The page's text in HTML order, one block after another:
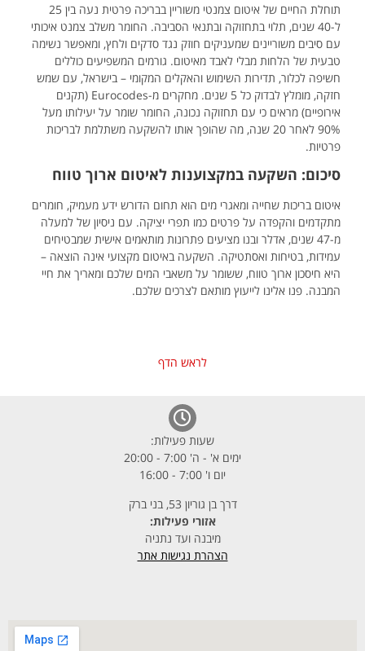
תוחלת החיים של איטום צמנטי משוריין בבריכה פרטית נעה בין 25
ל-40 שנים, תלוי בתחזוקה ובתנאי הסביבה. החומר משלב צמנט איכותי
עם סיבים משוריינים שמעניקים חוזק נגד סדקים ולחץ, ומאפשר נשימה
טבעית של הלחות מבלי לאבד מאיטום. גורמים המשפיעים כוללים
חשיפה לכלור, תדירות השימוש והאקלים המקומי – בישראל, עם שמש
חזקה, מומלץ לבדוק כל 5 שנים. מחקרים מ-Eurocodes (תקנים
אירופיים) מראים כי עם תחזוקה נכונה, החומר שומר על יעילותו מעל
90% לאחר 20 שנה, מה שהופך אותו להשקעה משתלמת לבריכות
פרטיות.
סיכום: השקעה במקצוענות לאיטום ארוך טווח
איטום בריכות שחייה ומאגרי מים הוא תחום הדורש ידע מעמיק, חומרים
מתקדמים והקפדה על פרטים כמו תפרי יציקה. עם ניסיון של למעלה
מ-47 שנים, אדלר ובנו מציעים פתרונות מותאמים אישית שמבטיחים
עמידות, בטיחות ואסתטיקה. השקעה באיטום מקצועי אינה הוצאה –
היא חיסכון ארוך טווח, ששומר על משאבי המים שלכם ומאריך את חיי
המבנה. פנו אלינו לייעוץ מותאם לצרכים שלכם.
לראש הדף
שעות פעילות:
ימים א' - ה' 7:00 - 20:00
יום ו' 7:00 - 16:00
דרך בן גוריון 53, בני ברק
אזורי פעילות:
מיבנה ועד נתניה
הצהרת נגישות אתר